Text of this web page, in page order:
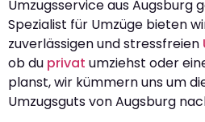
Umzugsservice aus Augsburg
Spezialist für Umzüge bieten
zuverlässigen und stressfreien
ob du privat umziehst oder
planst, wir kümmern uns um
Umzugsguts von Augsburg